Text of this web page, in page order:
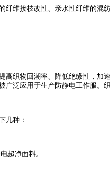
接枝改性、亲水性纤维的混纺
织物回潮率、降低绝缘性，加速
广泛应用于生产防静电工作服。
种：
净面料。